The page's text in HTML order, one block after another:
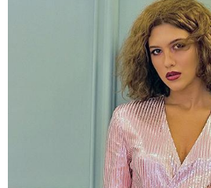
"ტრაგედიამდე ალექსანდრე
აწვდის თავისი ელექტროშოკის
ეუბნება: გათიშავს თუ არა
დაივიწყე რაც გითხარი" - გიგა